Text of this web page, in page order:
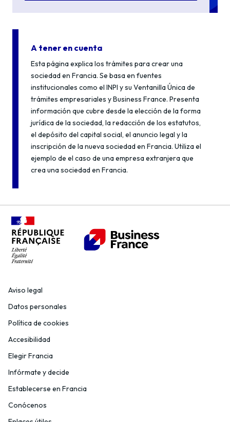
A tener en cuenta
Esta página explica los trámites para crear una
sociedad en Francia. Se basa en fuentes
institucionales como el INPI y su Ventanilla Única de
trámites empresariales y Business France. Presenta
información que cubre desde la elección de la forma
jurídica de la sociedad, la redacción de los estatutos,
el depósito del capital social, el anuncio legal y la
inscripción de la nueva sociedad en Francia. Utiliza el
ejemplo de el caso de una empresa extranjera que
crea una sociedad en Francia.
Aviso legal
Datos personales
Política de cookies
Accesibilidad
Elegir Francia
Infórmate y decide
Establecerse en Francia
Conócenos